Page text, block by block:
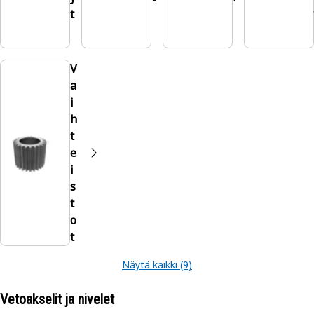
t
V
a
i
h
t
e
i
s
t
o
t
Näytä kaikki (9)
Vetoakselit ja nivelet